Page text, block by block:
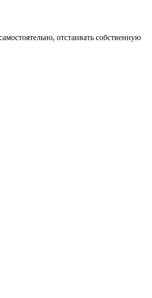
отстаивать собственную